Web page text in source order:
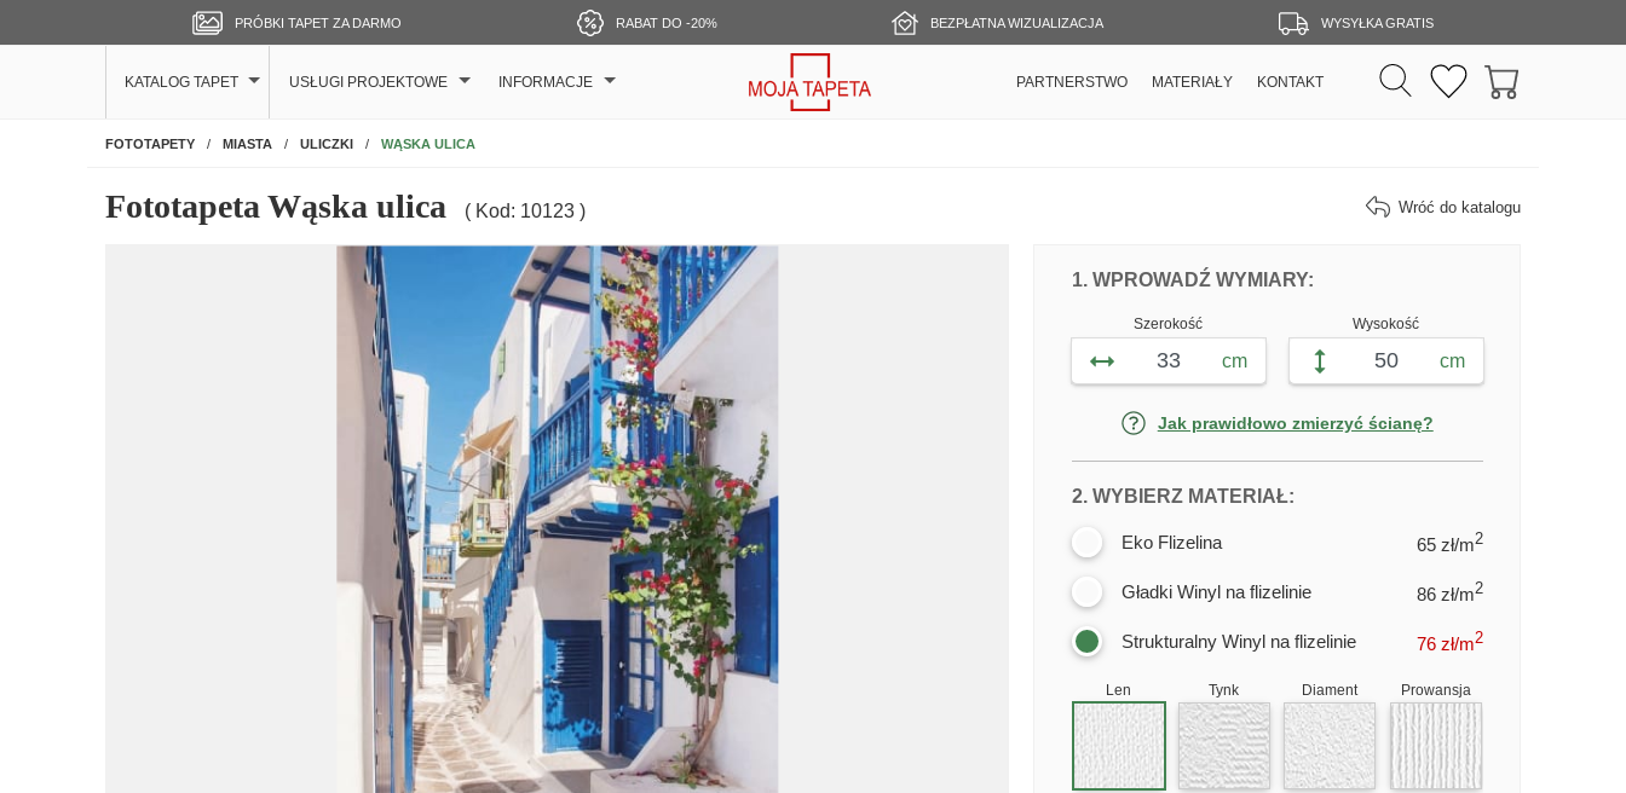
PRÓBKI TAPET ZA DARMO RABAT DO -20% BEZPŁATNA WIZUALIZACJA WYSYŁKA GRATIS
KATALOG TAPET USŁUGI PROJEKTOWE INFORMACJE PARTNERSTWO MATERIAŁY KONTAKT
FOTOTAPETYNA ŚCIANĘ
MIASTA ULICZKI WĄSKA ULICA
Fototapeta Wąska ulica ( Kod: 10123 ) Wróć do katalogu
DOPASUJ FOTOTAPETĘ WĄSKA
1. WPROWADŹ WYMIARY:FOTOTAPETY WĄSKA ULICA
Szerokość
cm
Wysokość
cm
Jak prawidłowo zmierzyć ścianę?
2. WYBIERZ MATERIAŁ:DLA FOTOTAPETY WĄSKA ULICA
Eko Flizelina 65 zł/m2
Gładki Winyl na flizelinie 86 zł/m2
Strukturalny Winyl na flizelinie 76zł/m2
Len Tynk Diament Prowansja